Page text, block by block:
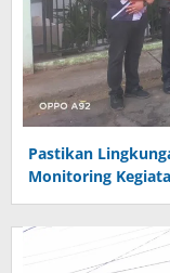
Pastikan
Monitoring